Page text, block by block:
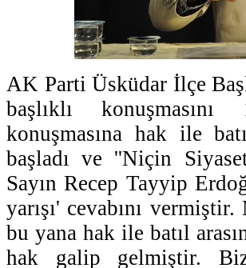
AK Parti Üsküdar İlçe
başlıklı
konuşmasına hak ile
başladı ve ''Niçin
Sayın Recep Tayyip
yarışı' cevabını
bu yana hak ile batıl
hak galip gelmiştir. Biz